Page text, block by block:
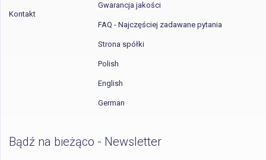
Kontakt
Gwarancja jakości
FAQ - Najczęściej zadawane pytania
Strona spółki
Polish
English
German
Bądź na bieżąco - Newsletter